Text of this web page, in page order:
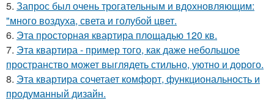
5. Запрос был очень трогательным и вдохновляющим:
"много воздуха, света и голубой цвет.
6. Эта просторная квартира площадью 120 кв.
7. Эта квартира - пример того, как даже небольшое
пространство может выглядеть стильно, уютно и дорого.
8. Эта квартира сочетает комфорт, функциональность и
продуманный дизайн.